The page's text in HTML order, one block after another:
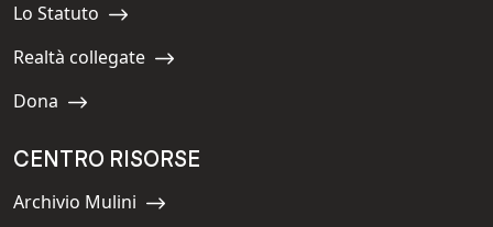
Navigate to:
Lo Statuto
Navigate to:
Realtà collegate
Navigate to:
Dona
CENTRO RISORSE
Navigate to:
Archivio Mulini